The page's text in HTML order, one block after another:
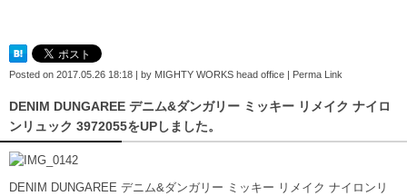
Posted on 2017.05.26 18:18 | by MIGHTY WORKS head office | Perma Link
DENIM DUNGAREE デニム&ダンガリー ミッキー リメイク ナイロ
ンリュック 3972055をUPしました。
DENIM DUNGAREE デニム&ダンガリー ミッキー リメイク ナイロンリ